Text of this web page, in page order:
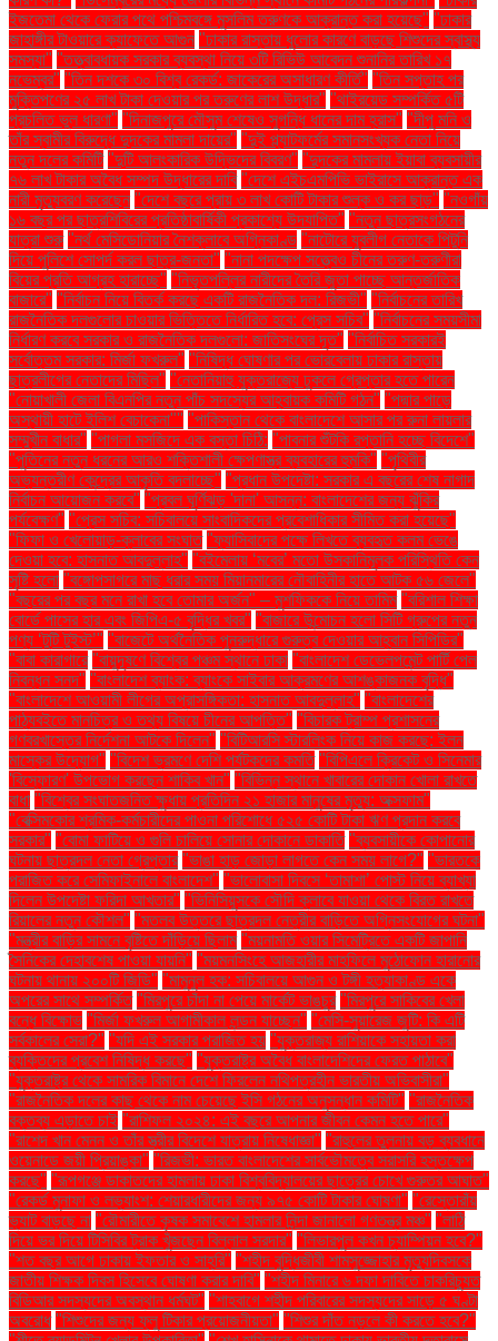
ইজতেমা থেকে ফেরার পথে পশ্চিমবঙ্গে মুসলিম তরুণকে আক্রান্ত করা হয়েছে" "ঢাকার
জাহাঙ্গীর টাওয়ারে ক্যাফেতে আগুন "ঢাকার রাস্তায় ধুলোর কারণে বাড়ছে শিশুদের স্বাস্থ্য
সমস্যা" "তত্ত্বাবধায়ক সরকার ব্যবস্থা নিয়ে ৩টি রিভিউ আবেদন শুনানির তারিখ ১৭
নভেম্বর" "তিন দশকে ৩০ বিশ্ব রেকর্ড: জাকেরের অসাধারণ কীর্তি" "তিন সপ্তাহ পর
মুক্তিপণের ২৫ লাখ টাকা দেওয়ার পর তরুণের লাশ উদ্ধার" "থাইরয়েড সম্পর্কিত ৫টি
প্রচলিত ভুল ধারণা" "দিনাজপুরে মৌসুম শেষেও সুগন্ধি ধানের দাম হ্রাস" "দীপু মনি ও
তাঁর স্বামীর বিরুদ্ধে দুদকের মামলা দায়ের" "দুই প্ল্যাটফর্মের সমানসংখ্যক নেতা নিয়ে
নতুন দলের কমিটি "দুটি আলংকারিক উদ্ভিদের বিবরণ" "দুদকের মামলায় ইয়াবা ব্যবসায়ীর
৭৬ লাখ টাকার অবৈধ সম্পদ উদ্ধারের দাবি "দেশে এইচএমপিভি ভাইরাসে আক্রান্ত এক
নারী মৃত্যুবরণ করেছেন "দেশে বছরে প্রায় ৩ লাখ কোটি টাকার শুল্ক ও কর ছাড়" "নওগাঁয়
১৬ বছর পর ছাত্রশিবিরের প্রতিষ্ঠাবার্ষিকী প্রকাশ্যে উদযাপিত" "নতুন ছাত্রসংগঠনের
যাত্রা শুরু "নর্থ মেসিডোনিয়ার নৈশক্লাবে অগ্নিকাণ্ড "নাটোরে যুবলীগ নেতাকে পিটুনি
দিয়ে পুলিশে সোপর্দ করল ছাত্র-জনতা" "নানা পদক্ষেপ সত্ত্বেও চীনের তরুণ-তরুণীরা
বিয়ের প্রতি আগ্রহ হারাচ্ছে" "নিভৃতপল্লির নারীদের তৈরি জুতা পাচ্ছে আন্তর্জাতিক
বাজারে" "নির্বাচন নিয়ে বিতর্ক করছে একটি রাজনৈতিক দল: রিজভী" "নির্বাচনের তারিখ
রাজনৈতিক দলগুলোর চাওয়ার ভিত্তিতে নির্ধারিত হবে: প্রেস সচিব" "নির্বাচনের সময়সীমা
নির্ধারণ করবে সরকার ও রাজনৈতিক দলগুলো: জাতিসংঘের দূত" "নির্বাচিত সরকারই
সর্বোত্তম সরকার: মির্জা ফখরুল" "নিষিদ্ধ ঘোষণার পর ভোরবেলায় ঢাকার রাস্তায়
ছাত্রলীগের নেতাদের মিছিল" "নেতানিয়াহু যুক্তরাজ্যে ঢুকলে গ্রেপ্তার হতে পারেন
"নোয়াখালী জেলা বিএনপির নতুন পাঁচ সদস্যের আহ্বায়ক কমিটি গঠন" "পদ্মার পাড়ে
অস্থায়ী হাটে ইলিশ বেচাকেনা"'' "পাকিস্তান থেকে বাংলাদেশে আসার পর রুনা লায়লার
সম্মুখীন বাধার" "পাগলা মসজিদে এক বস্তা চিঠি: "পাবনার শুঁটকি রপ্তানি হচ্ছে বিদেশে"
"পুতিনের নতুন ধরনের আরও শক্তিশালী ক্ষেপণাস্ত্র ব্যবহারের হুমকি" "পৃথিবীর
অভ্যন্তরীণ কেন্দ্রের আকৃতি বদলাচ্ছে" "প্রধান উপদেষ্টা: সরকার এ বছরের শেষ নাগাদ
নির্বাচন আয়োজন করবে" "প্রবল ঘূর্ণিঝড় 'দানা' আসন্ন: বাংলাদেশের জন্য ঝুঁকির
পর্যবেক্ষণ" "প্রেস সচিব: সচিবালয়ে সাংবাদিকদের প্রবেশাধিকার সীমিত করা হয়েছে"
"ফিফা ও খেলোয়াড়-ক্লাবের সংঘাত "ফ্যাসিবাদের পক্ষে লিখতে ব্যবহৃত কলম ভেঙে
দেওয়া হবে: হাসনাত আবদুল্লাহ" "বইমেলায় ‘মবের’ মতো উসকানিমূলক পরিস্থিতি কেন
সৃষ্টি হলো "বঙ্গোপসাগরে মাছ ধরার সময় মিয়ানমারের নৌবাহিনীর হাতে আটক ৫৬ জেলে"
"বছরের পর বছর মনে রাখা হবে তোমার অর্জন" – মুশফিককে নিয়ে তামিম "বরিশাল শিক্ষা
বোর্ডে পাসের হার এবং জিপিএ-৫ বৃদ্ধির খবর" "বাজারে উন্মোচন হলো সিটি গ্রুপের নতুন
পণ্য ‘টুটি টুইস্ট’" "বাজেটে অর্থনৈতিক পুনরুদ্ধারে গুরুত্ব দেওয়ার আহ্বান সিপিডির"
"বাবা কারাগারে "বায়ুদূষণে বিশ্বের পঞ্চম স্থানে ঢাকা "বাংলাদেশ ডেভেলপমেন্ট পার্টি পেল
নিবন্ধন সনদ" "বাংলাদেশ ব্যাংক: ব্যাংকে সাইবার আক্রমণের আশঙ্কাজনক বৃদ্ধি"
"বাংলাদেশে আওয়ামী লীগের অপ্রাসঙ্গিকতা: হাসনাত আবদুল্লাহ" "বাংলাদেশের
পাঠ্যবইতে মানচিত্র ও তথ্য বিষয়ে চীনের আপত্তি" "বিচারক ট্রাম্প প্রশাসনের
গণবরখাস্তের নির্দেশনা আটকে দিলেন" "বিটিআরসি স্টারলিংক নিয়ে কাজ করছে: ইলন
মাস্কের উদ্যোগ" "বিদেশ ভ্রমণে দেশি পর্যটকদের কমতি "বিপিএলে ক্রিকেট ও সিনেমার
'বিস্ফোরণ' উপভোগ করছেন শাকিব খান" "বিভিন্ন স্থানে খাবারের দোকান খোলা রাখতে
বাধা "বিশ্বের সংঘাতজনিত ক্ষুধায় প্রতিদিন ২১ হাজার মানুষের মৃত্যু: অক্সফাম"
"বেক্সিমকোর শ্রমিক-কর্মচারীদের পাওনা পরিশোধে ৫২৫ কোটি টাকা ঋণ প্রদান করবে
সরকার" "বোমা ফাটিয়ে ও গুলি চালিয়ে সোনার দোকানে ডাকাতি "ব্যবসায়ীকে কোপানোর
ঘটনায় ছাত্রদল নেতা গ্রেপ্তার "ভাঙা হাড় জোড়া লাগতে কেন সময় লাগে?" "ভারতকে
পরাজিত করে সেমিফাইনালে বাংলাদেশ" "ভালোবাসা দিবসে ‘তামাশা’ পোস্ট নিয়ে ব্যাখ্যা
দিলেন উপদেষ্টা ফরিদা আখতার" "ভিনিসিয়ুসকে সৌদি ক্লাবে যাওয়া থেকে বিরত রাখতে
রিয়ালের নতুন কৌশল" "মতলব উত্তরে ছাত্রদল নেত্রীর বাড়িতে অগ্নিসংযোগের ঘটনা"
"মন্ত্রীর বাড়ির সামনে বৃষ্টিতে দাঁড়িয়ে ছিলাম "ময়নামতি ওয়ার সিমেট্রিতে একটি জাপানি
সৈনিকের দেহাবশেষ পাওয়া যায়নি" "ময়মনসিংহে আজহারীর মাহফিলে মুঠোফোন হারানোর
ঘটনায় থানায় ২০০টি জিডি" "মামুনুল হক: সচিবালয়ে আগুন ও টঙ্গী হত্যাকাণ্ড একে
অপরের সাথে সম্পর্কিত "মিরপুরে চাঁদা না পেয়ে মার্কেট ভাঙচুর "মিরপুরে সাকিবের খেলা
বন্ধে বিক্ষোভ "মির্জা ফখরুল আগামীকাল লন্ডন যাচ্ছেন" "মেসি-সুয়ারেজ জুটি: কি এটি
সর্বকালের সেরা?" "যদি এই সরকার পরাজিত হয় "যুক্তরাজ্য রাশিয়াকে সহায়তা করা
ব্যক্তিদের প্রবেশ নিষিদ্ধ করছে" "যুক্তরাষ্ট্র অবৈধ বাংলাদেশিদের ফেরত পাঠাবে"
"যুক্তরাষ্ট্র থেকে সামরিক বিমানে দেশে ফিরলেন নথিপত্রহীন ভারতীয় অভিবাসীরা"
"রাজনৈতিক দলের কাছ থেকে নাম চেয়েছে ইসি গঠনের অনুসন্ধান কমিটি" "রাজনৈতিক
বক্তব্য এড়াতে চাই "রাশিফল ২০২৪: এই বছরে আপনার জীবন কেমন হতে পারে"
"রাশেদ খান মেনন ও তাঁর স্ত্রীর বিদেশে যাত্রায় নিষেধাজ্ঞা" "রাহুলের তুলনায় বড় ব্যবধানে
ওয়েনাডে জয়ী প্রিয়াঙ্কা" "রিজভী: ভারত বাংলাদেশের সার্বভৌমত্বে সরাসরি হস্তক্ষেপ
করছে" "রূপগঞ্জে ডাকাতদের হামলায় ঢাকা বিশ্ববিদ্যালয়ের ছাত্রের চোখে গুরুতর আঘাত"
"রেকর্ড মুনাফা ও লভ্যাংশ: শেয়ারধারীদের জন্য ৯৭৫ কোটি টাকার ঘোষণা" "রেস্তোরাঁয়
ভ্যাট বাড়ছে না "রৌমারীতে কৃষক সমাবেশে হামলার নিন্দা জানালো গণতন্ত্র মঞ্চ" "লাঠি
দিয়ে ভর দিয়ে টিসিবির ট্রাক খুঁজছেন বিল্লাল সরদার" "লিভারপুল কখন চ্যাম্পিয়ন হবে?"
"শত বছর আগে ঢাকায় ইফতার ও সাহ্‌রি" "শহীদ বুদ্ধিজীবী শামসুজ্জোহার মৃত্যুদিবসকে
জাতীয় শিক্ষক দিবস হিসেবে ঘোষণা করার দাবি" "শহীদ মিনারে ৬ দফা দাবিতে চাকরিচ্যুত
বিডিআর সদস্যদের অবস্থান ধর্মঘট" "শাহবাগে শহীদ পরিবারের সদস্যদের সাড়ে ৫ ঘণ্টা
অবরোধ "শিশুদের জন্য ফ্লু টিকার প্রয়োজনীয়তা" "শিশুর দাঁত নড়লে কী করতে হবে?"